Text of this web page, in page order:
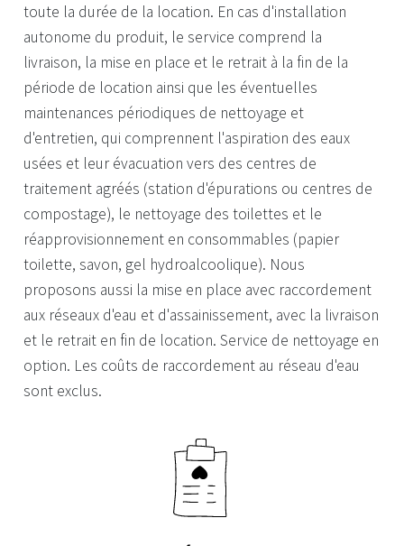
toute la durée de la location. En cas d'installation
autonome du produit, le service comprend la
livraison, la mise en place et le retrait à la fin de la
période de location ainsi que les éventuelles
maintenances périodiques de nettoyage et
d'entretien, qui comprennent l'aspiration des eaux
usées et leur évacuation vers des centres de
traitement agréés (station d'épurations ou centres de
compostage), le nettoyage des toilettes et le
réapprovisionnement en consommables (papier
toilette, savon, gel hydroalcoolique). Nous
proposons aussi la mise en place avec raccordement
aux réseaux d'eau et d'assainissement, avec la livraison
et le retrait en fin de location. Service de nettoyage en
option. Les coûts de raccordement au réseau d'eau
sont exclus.